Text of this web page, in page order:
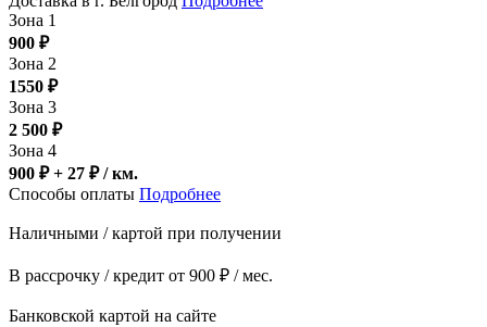
Зона 1
900 ₽
Зона 2
1550 ₽
Зона 3
2 500 ₽
Зона 4
900 ₽ + 27 ₽/ км.
Способы оплаты Подробнее
Наличными / картой при получении
В рассрочку / кредит от 900 ₽ / мес.
Банковской картой на сайте